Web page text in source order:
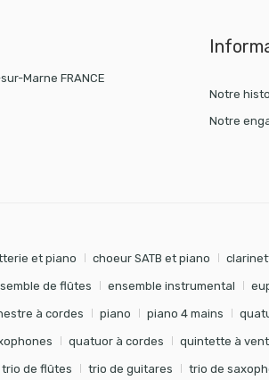
Marne FRANCE
Notre
Notre
et piano choeur SATB et piano
de flûtes ensemble instrumental
à cordes piano piano 4 mains
quatuor à cordes quintette à
trio de flûtes trio de guitares trio de